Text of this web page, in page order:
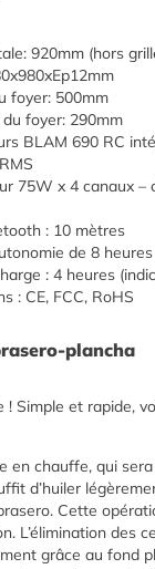
920mm (hors
foyer: 500mm
foyer: 290mm
BLAM 690 RC
75W x 4 canaux –
: 10 mètres
de 8
: 4 heures
: CE, FCC, RoHS
plancha
! Simple et rapide,
en chauffe, qui
d’huiler
Cette
L’élimination des
grâce au fond